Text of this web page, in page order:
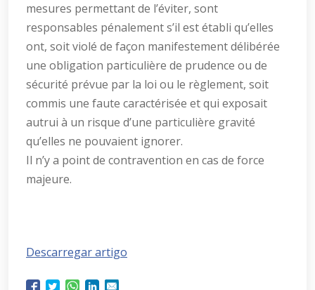
mesures permettant de l’éviter, sont
responsables pénalement s’il est établi qu’elles
ont, soit violé de façon manifestement délibérée
une obligation particulière de prudence ou de
sécurité prévue par la loi ou le règlement, soit
commis une faute caractérisée et qui exposait
autrui à un risque d’une particulière gravité
qu’elles ne pouvaient ignorer.
Il n’y a point de contravention en cas de force
majeure.
Descarregar artigo